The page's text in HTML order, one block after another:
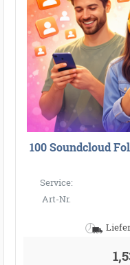
100 Soundcloud
Service:
Art-Nr.